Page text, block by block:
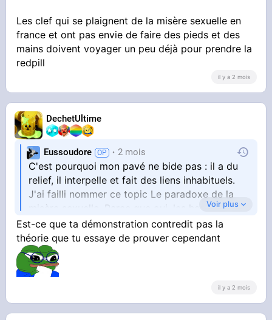
Les clef qui se plaignent de la misère sexuelle en
france et ont pas envie de faire des pieds et des
mains doivent voyager un peu déjà pour prendre la
redpill
il y a 2 mois
DechetUltime
Eussoudore 2 mois
C'est pourquoi mon pavé ne bide pas : il a du
relief, il interpelle et fait des liens inhabituels.
J'ai failli nommer ce topic Le paradoxe de la
misère sexuelle. Parce que oui, les hommes et
les femmes aiment autant le sexe, et pourtant,
un écart existe sur le marché relationnel.
Fascinant, non ?
de trouver
Voir plus
Est-ce que ta démonstration contredit pas la
théorie que tu essaye de prouver cependant
il y a 2 mois